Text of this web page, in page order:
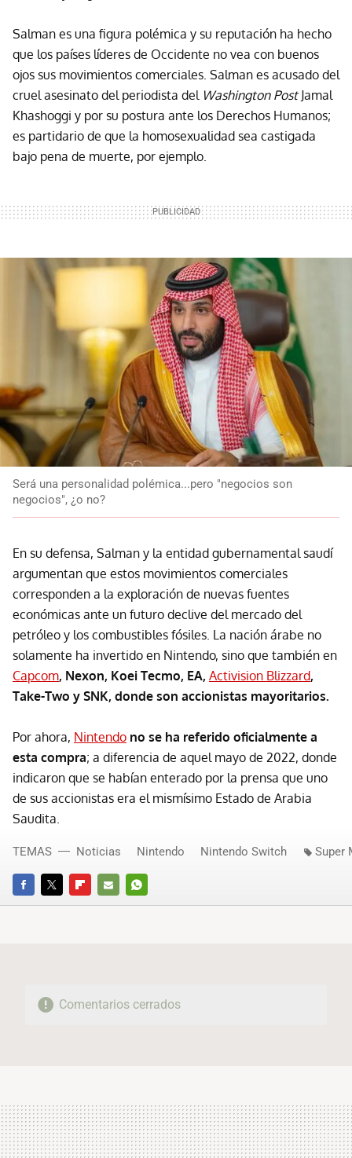
Salman es una figura polémica y su reputación ha hecho
que los países líderes de Occidente no vea con buenos
ojos sus movimientos comerciales. Salman es acusado del
cruel asesinato del periodista del Washington PostJamal
Khashoggi y por su postura ante los Derechos Humanos;
es partidario de que la homosexualidad sea castigada
bajo pena de muerte, por ejemplo.
Será una personalidad polémica...pero "negocios son
negocios", ¿o no?
En su defensa, Salman y la entidad gubernamental saudí
argumentan que estos movimientos comerciales
corresponden a la exploración de nuevas fuentes
económicas ante un futuro declive del mercado del
petróleo y los combustibles fósiles. La nación árabe no
solamente ha invertido en Nintendo, sino que también en
Capcom, Nexon, Koei Tecmo, EA, Activision Blizzard,
Take-Two y SNK, donde son accionistas mayoritarios.
Por ahora, Nintendo no se ha referido oficialmente a
esta compra; a diferencia de aquel mayo de 2022, donde
indicaron que se habían enterado por la prensa que uno
de sus accionistas era el mismísimo Estado de Arabia
Saudita.
FACEBOOKTWITTERFLIPBOARD
E-
WHATSAPP
TEMAS Noticias Nintendo Nintendo Switch Super
Comentarios cerrados